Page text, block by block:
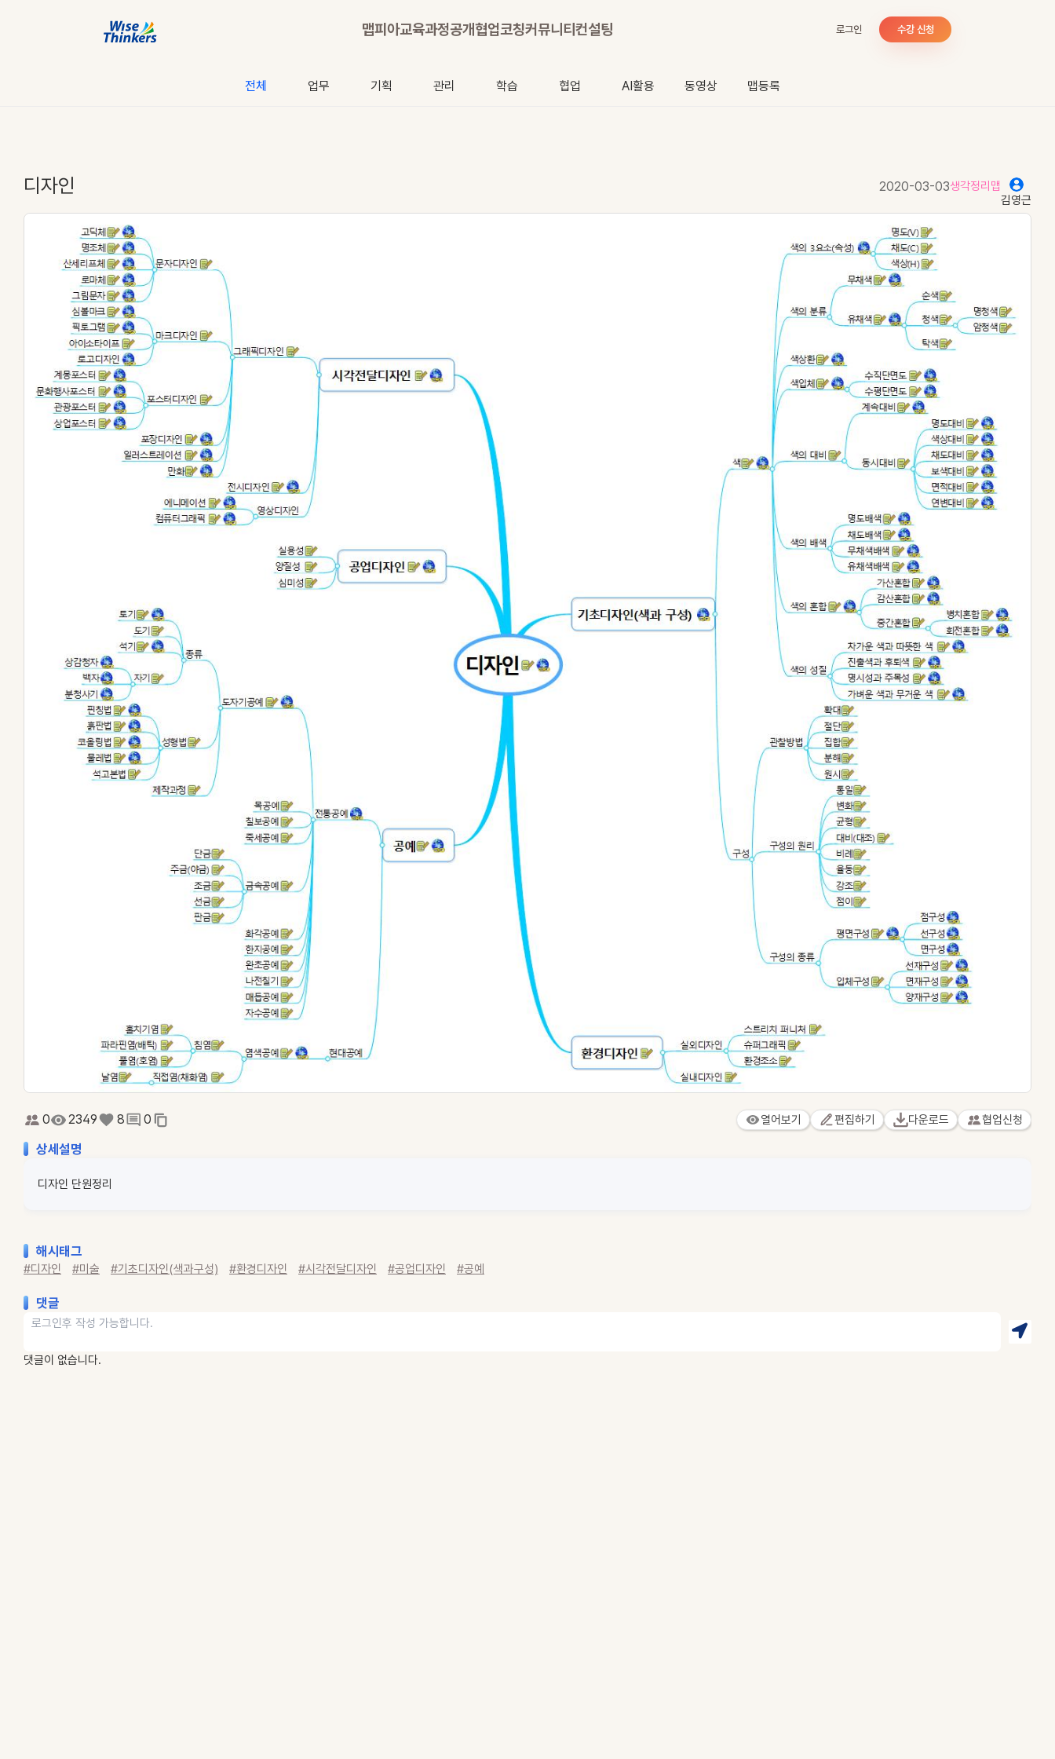
맵피아교육과정공개협업코칭커뮤니티컨설팅 로그인 수강 신청
전체 업무 기획 관리 학습 협업 AI활용 동영상 맵등록
디자인 2020-03-03생각정리맵
김영근
0 2349 8 0 열어보기 편집하기 다운로드 협업신청
상세설명
디자인 단원정리
해시태그
#디자인 #미술 #기초디자인(색과구성) #환경디자인 #시각전달디자인 #공업디자인 #공예
댓글
댓글이 없습니다.